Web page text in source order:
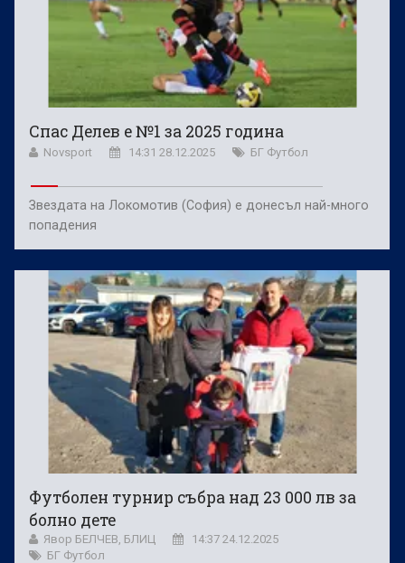
Спас Делев е №1 за 2025 година
Novsport 14:31 28.12.2025 БГ Футбол
Звездата на Локомотив (София) е донесъл най-много
попадения
Футболен турнир събра над 23 000 лв за
болно дете
Явор БЕЛЧЕВ, БЛИЦ
14:37 24.12.2025
БГ Футбол